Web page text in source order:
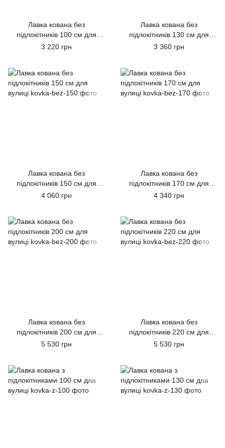
Лавка кована без
підлокітників 100 см для
вулиці
3 220 грн
Лавка кована без
підлокітників 130 см для
вулиці
3 360 грн
Лавка кована без
підлокітників 150 см для
вулиці
4 060 грн
Лавка кована без
підлокітників 170 см для
вулиці
4 340 грн
Лавка кована без
підлокітників 200 см для
вулиці
5 530 грн
Лавка кована без
підлокітників 220 см для
вулиці
5 530 грн